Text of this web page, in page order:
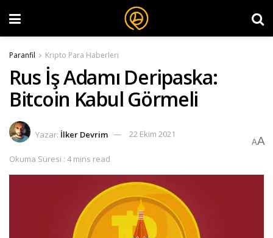
Paranfil Kripto Para Haberleri
Rus İş Adamı Deripaska:
Bitcoin Kabul Görmeli
Yazar: İlker Devrim 22 Ekim 2021
Okuma Süresi : 4 mins read
AA